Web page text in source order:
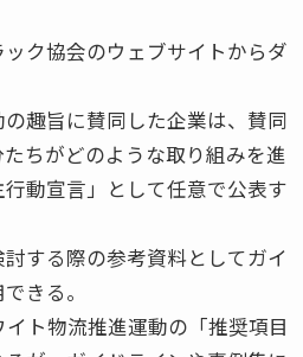
ク協会のウェブサイトからダ
趣旨に賛同した企業は、賛同
ちがどのような取り組みを進
動宣言」として任意で公表す
する際の参考資料としてガイ
きる。
ト物流推進運動の「推奨項目